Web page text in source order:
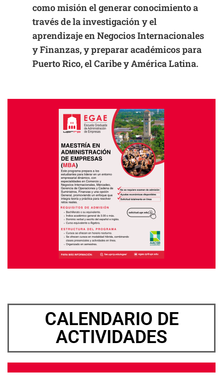
como misión el generar conocimiento a
través de la investigación y el
aprendizaje en Negocios Internacionales
y Finanzas, y preparar académicos para
Puerto Rico, el Caribe y América Latina.
CALENDARIO DE
ACTIVIDADES